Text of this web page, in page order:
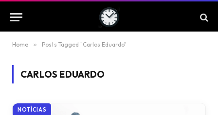
Home » Posts Tagged "Carlos Eduardo"
CARLOS EDUARDO
NOTÍCIAS